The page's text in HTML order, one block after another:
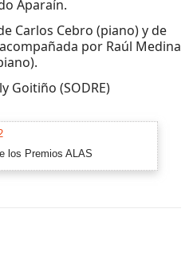
Aparaín.
Carlos Cebro (piano) y de
por Raúl Medina
Goitiño (SODRE)
los Premios ALAS